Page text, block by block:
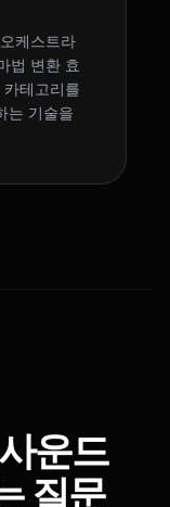
케스트라
법 변환 효
테고리를
는 기술을
운드
질문